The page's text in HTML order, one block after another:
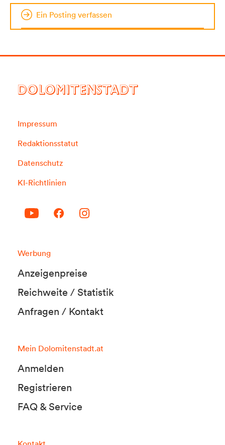
Ein Posting verfassen
DOLOMITENSTADT
Impressum
Redaktionsstatut
Datenschutz
KI-Richtlinien
Werbung
Anzeigenpreise
Reichweite / Statistik
Anfragen / Kontakt
Mein Dolomitenstadt.at
Anmelden
Registrieren
FAQ & Service